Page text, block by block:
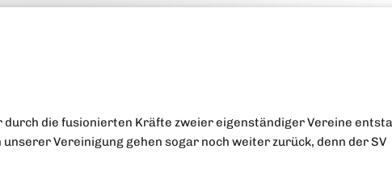
durch die fusionierten Kräfte zweier eigenständiger Vereine
unserer Vereinigung gehen sogar noch weiter zurück, denn der SV